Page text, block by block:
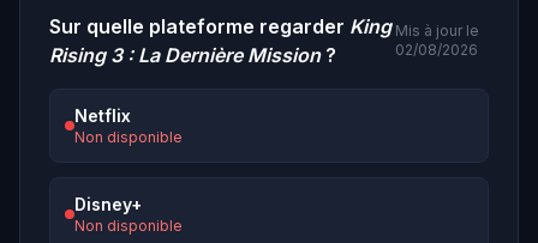
Sur quelle plateforme regarder King
Rising 3 : La Dernière Mission?
Mis à jour le
02/08/2026
Netflix
Non disponible
Disney+
Non disponible